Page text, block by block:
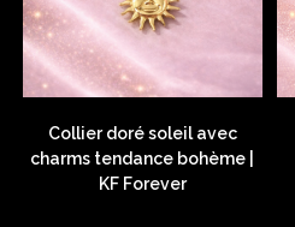
Collier doré soleil avec
charms tendance bohème |
KF Forever